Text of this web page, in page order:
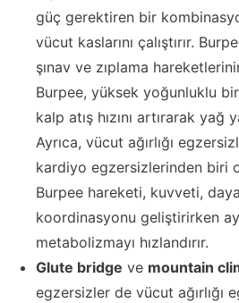
güç gerektiren bir
vücut kaslarını çalıştırır.
şınav ve zıplama
Burpee, yüksek yoğunluklu
kalp atış hızını artırarak yağ
Ayrıca, vücut ağırlığı
kardiyo egzersizlerinden biri
Burpee hareketi, kuvveti,
koordinasyonu geliştirirken
metabolizmayı hızlandırır.
Glute bridge ve mountain
egzersizler de vücut ağırlığı